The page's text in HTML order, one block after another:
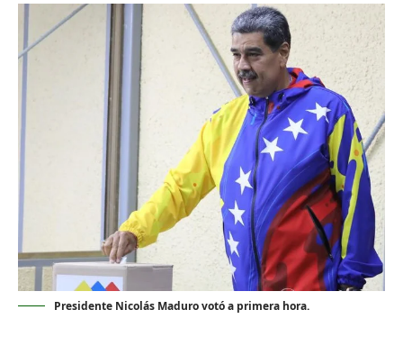
Presidente Nicolás Maduro votó a primera hora.